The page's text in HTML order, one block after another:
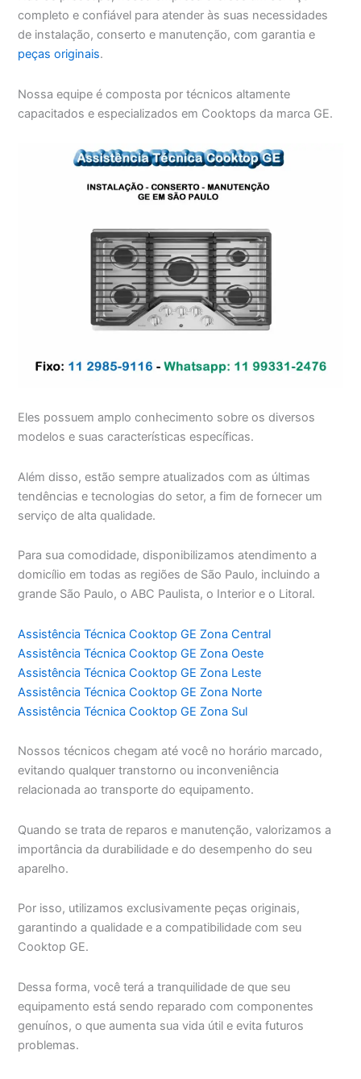
completo e confiável para atender às suas necessidades
de instalação, conserto e manutenção, com garantia e
peças originais.
Nossa equipe é composta por técnicos altamente
capacitados e especializados em Cooktops da marca GE.
Eles possuem amplo conhecimento sobre os diversos
modelos e suas características específicas.
Além disso, estão sempre atualizados com as últimas
tendências e tecnologias do setor, a fim de fornecer um
serviço de alta qualidade.
Para sua comodidade, disponibilizamos atendimento a
domicílio em todas as regiões de São Paulo, incluindo a
grande São Paulo, o ABC Paulista, o Interior e o Litoral.
Assistência Técnica Cooktop GE Zona Central
Assistência Técnica Cooktop GE Zona Oeste
Assistência Técnica Cooktop GE Zona Leste
Assistência Técnica Cooktop GE Zona Norte
Assistência Técnica Cooktop GE Zona Sul
Nossos técnicos chegam até você no horário marcado,
evitando qualquer transtorno ou inconveniência
relacionada ao transporte do equipamento.
Quando se trata de reparos e manutenção, valorizamos a
importância da durabilidade e do desempenho do seu
aparelho.
Por isso, utilizamos exclusivamente peças originais,
garantindo a qualidade e a compatibilidade com seu
Cooktop GE.
Dessa forma, você terá a tranquilidade de que seu
equipamento está sendo reparado com componentes
genuínos, o que aumenta sua vida útil e evita futuros
problemas.